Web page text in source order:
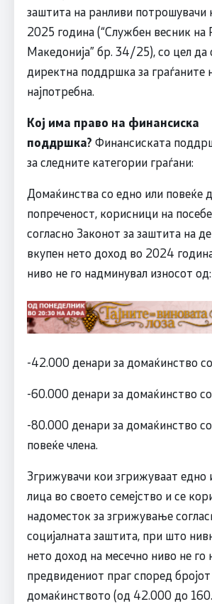
заштита на ранливи потрошувачи
2025 година (“Службен весник на
Македонија” бр. 34/25), со цел да
директна поддршка за граѓаните
најпотребна.
Кој има право на финансиска
поддршка? Финансиската
за следните категории граѓани:
Домаќинства со едно или повеќе
попреченост, корисници на
согласно Законот за заштита на
вкупен нето доход во 2024
ниво не го надминувал износот од:
-42.000 денари за домаќинство
-60.000 денари за домаќинство
-80.000 денари за домаќинство
повеќе члена.
Згрижувачи кои згрижуваат едно
лица во своето семејство и се
надоместок за згрижување
социјалната заштита, при што
нето доход на месечно ниво не го
предвидениот праг според
домаќинството (од 42.000 до